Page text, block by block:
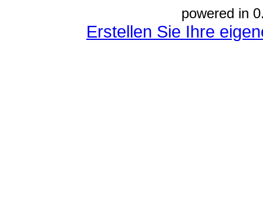
powered in
Erstellen Sie Ihre